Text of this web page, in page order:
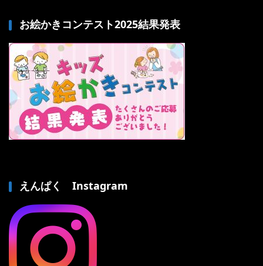
お絵かきコンテスト2025結果発表
えんぱく Instagram